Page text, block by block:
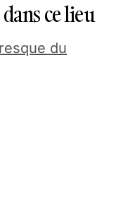
ce lieu
du